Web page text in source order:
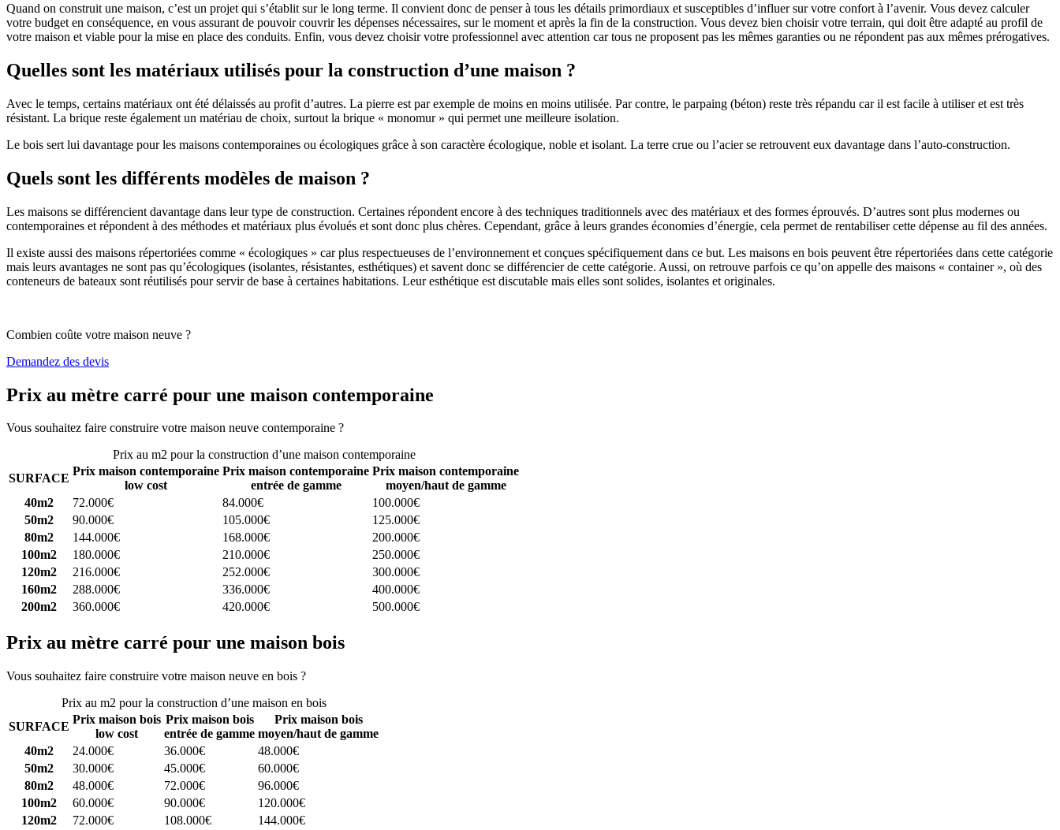
Quand on construit une maison, c’est un projet qui s’établit sur le long terme. Il convient donc de penser à tous les détails primordiaux et susceptibles d’influer sur votre confort à l’avenir. Vous devez calculer
votre budget en conséquence, en vous assurant de pouvoir couvrir les dépenses nécessaires, sur le moment et après la fin de la construction. Vous devez bien choisir votre terrain, qui doit être adapté au profil de
votre maison et viable pour la mise en place des conduits. Enfin, vous devez choisir votre professionnel avec attention car tous ne proposent pas les mêmes garanties ou ne répondent pas aux mêmes prérogatives.
Quelles sont les matériaux utilisés pour la construction d’une maison ?
Avec le temps, certains matériaux ont été délaissés au profit d’autres. La pierre est par exemple de moins en moins utilisée. Par contre, le parpaing (béton) reste très répandu car il est facile à utiliser et est très
résistant. La brique reste également un matériau de choix, surtout la brique « monomur » qui permet une meilleure isolation.
Le bois sert lui davantage pour les maisons contemporaines ou écologiques grâce à son caractère écologique, noble et isolant. La terre crue ou l’acier se retrouvent eux davantage dans l’auto-construction.
Quels sont les différents modèles de maison ?
Les maisons se différencient davantage dans leur type de construction. Certaines répondent encore à des techniques traditionnels avec des matériaux et des formes éprouvés. D’autres sont plus modernes ou
contemporaines et répondent à des méthodes et matériaux plus évolués et sont donc plus chères. Cependant, grâce à leurs grandes économies d’énergie, cela permet de rentabiliser cette dépense au fil des années.
Il existe aussi des maisons répertoriées comme « écologiques » car plus respectueuses de l’environnement et conçues spécifiquement dans ce but. Les maisons en bois peuvent être répertoriées dans cette catégorie
mais leurs avantages ne sont pas qu’écologiques (isolantes, résistantes, esthétiques) et savent donc se différencier de cette catégorie. Aussi, on retrouve parfois ce qu’on appelle des maisons « container », où des
conteneurs de bateaux sont réutilisés pour servir de base à certaines habitations. Leur esthétique est discutable mais elles sont solides, isolantes et originales.
Combien coûte votre maison neuve ?
Demandez des devis
Prix au mètre carré pour une maison contemporaine
Vous souhaitez faire construire votre maison neuve contemporaine ?
Prix au m2 pour la construction d’une maison contemporaine
SURFACE
Prix maison contemporaine
low cost
Prix maison contemporaine
entrée de gamme
Prix maison contemporaine
moyen/haut de gamme
40m2
72.000€ 84.000€
100.000€
50m2
90.000€ 105.000€
125.000€
80m2
144.000€ 168.000€
200.000€
100m2
180.000€ 210.000€
250.000€
120m2
216.000€ 252.000€
300.000€
160m2
288.000€ 336.000€
400.000€
200m2
360.000€ 420.000€ 500.000€
Prix au mètre carré pour une maison bois
Vous souhaitez faire construire votre maison neuve en bois ?
Prix au m2 pour la construction d’une maison en bois
SURFACE
Prix maison bois
low cost
Prix maison bois
entrée de gamme
Prix maison bois
moyen/haut de gamme
40m2
24.000€ 36.000€
48.000€
50m2
30.000€ 45.000€
60.000€
80m2
48.000€ 72.000€
96.000€
100m2
60.000€ 90.000€
120.000€
120m2
72.000€ 108.000€
144.000€